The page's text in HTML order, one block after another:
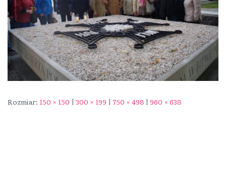
Rozmiar: 150 × 150 | 300 × 199 | 750 × 498 | 960 × 638